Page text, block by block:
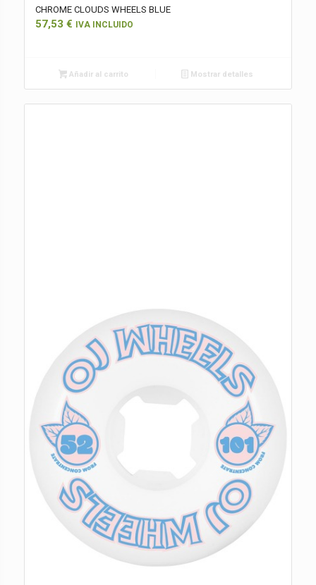
CHROME CLOUDS WHEELS BLUE
57,53 € IVA INCLUIDO
Añadir al carrito Mostrar detalles